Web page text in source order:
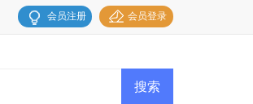
会员登录
会员注册